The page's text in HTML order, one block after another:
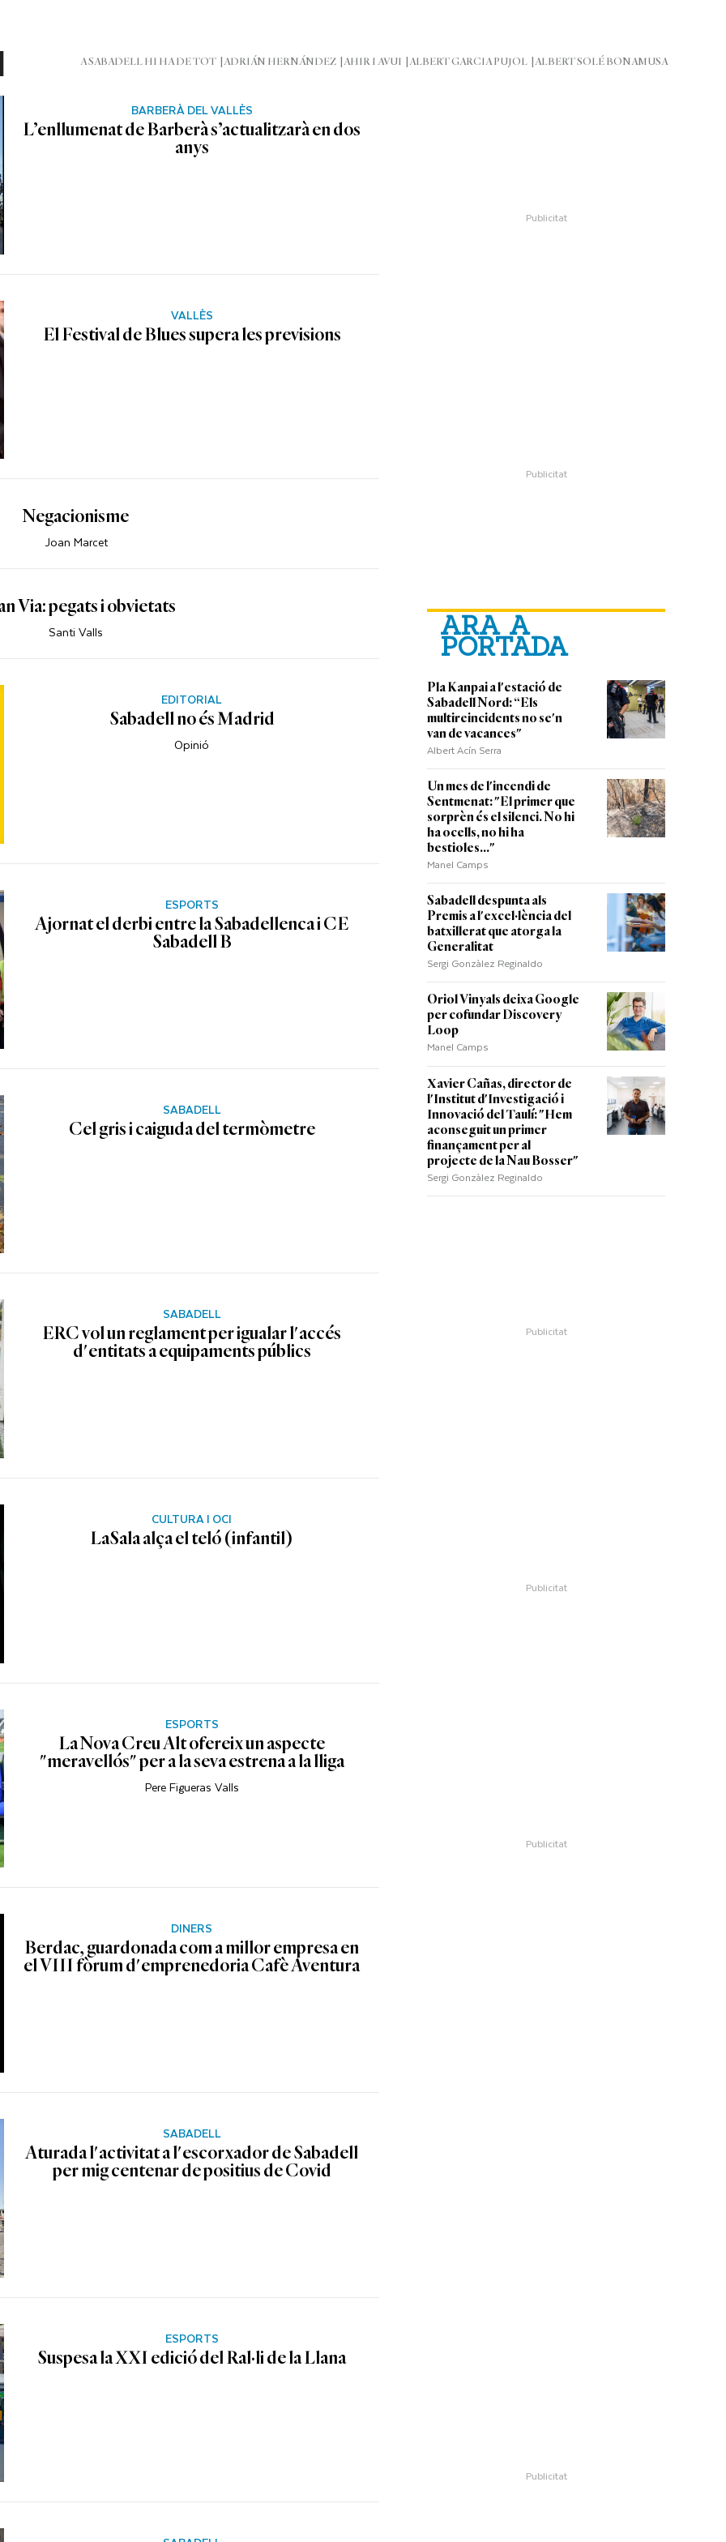
A SABADELL HI HA DE TOT ADRIÁN HERNÁNDEZ AHIR I AVUI ALBERT GARCIA PUJOL ALBERT SOLÉ BONAMUSA
BARBERÀ DEL VALLÈS
L’enllumenat de Barberà s’actualitzarà en dos
anys
VALLÈS
El Festival de Blues supera les previsions
Negacionisme
Joan Marcet
Via: pegats i obvietats
Santi Valls
EDITORIAL
Sabadell no és Madrid
Opinió
ESPORTS
Ajornat el derbi entre la Sabadellenca i CE
Sabadell B
SABADELL
Cel gris i caiguda del termòmetre
SABADELL
ERC vol un reglament per igualar l'accés
d'entitats a equipaments públics
CULTURA I OCI
LaSala alça el teló (infantil)
ESPORTS
La Nova Creu Alt ofereix un aspecte
"meravellós" per a la seva estrena a la lliga
Pere Figueras Valls
DINERS
Berdac, guardonada com a millor empresa en
el VIII fòrum d'emprenedoria Cafè Aventura
SABADELL
Aturada l'activitat a l'escorxador de Sabadell
per mig centenar de positius de Covid
ESPORTS
Suspesa la XXI edició del Ral·li de la Llana
ARA A
PORTADA
Pla Kanpai a l'estació de
Sabadell Nord: “Els
multireincidents no se'n
van de vacances"
Albert Acín Serra
Un mes de l'incendi de
Sentmenat: "El primer que
sorprèn és el silenci. No hi
ha ocells, no hi ha
bestioles..."
Manel Camps
Sabadell despunta als
Premis a l'excel·lència del
batxillerat que atorga la
Generalitat
Sergi Gonzàlez Reginaldo
Oriol Vinyals deixa Google
per cofundar Discovery
Loop
Manel Camps
Xavier Cañas, director de
l'Institut d'Investigació i
Innovació del Taulí: "Hem
aconseguit un primer
finançament per al
projecte de la Nau Bosser"
Sergi Gonzàlez Reginaldo